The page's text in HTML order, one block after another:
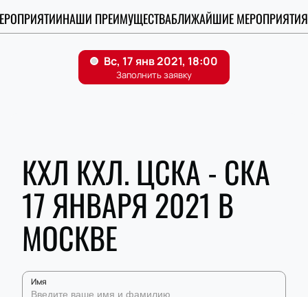
НАШИ ПРЕИМУЩЕСТВАБЛИЖАЙШИЕ МЕРОПРИЯТИЯ
КХЛ КХЛ. ЦСКА - СКА
17 ЯНВАРЯ 2021 В
МОСКВЕ
Имя